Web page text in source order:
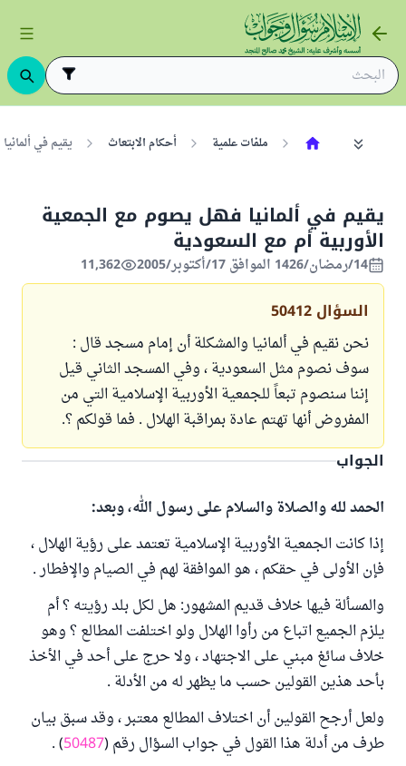
ملفات علمية أحكام الابتعاث يقيم في
يقيم في ألمانيا فهل يصوم مع الجمعية
الأوربية أم مع السعودية
14/رمضان/1426 الموافق 17/أكتوبر/2005 11,362
السؤال 50412
نحن نقيم في ألمانيا والمشكلة أن إمام مسجد قال :
سوف نصوم مثل السعودية ، وفي المسجد الثاني قيل
إننا سنصوم تبعاً للجمعية الأوربية الإسلامية التي من
المفروض أنها تهتم عادة بمراقبة الهلال . فما قولكم ؟.
الجواب
الحمد لله والصلاة والسلام على رسول الله، وبعد:
إذا كانت الجمعية الأوربية الإسلامية تعتمد على رؤية الهلال ،
فإن الأولى في حقكم ، هو الموافقة لهم في الصيام والإفطار .
والمسألة فيها خلاف قديم المشهور: هل لكل بلد رؤيته ؟ أم
يلزم الجميع اتباع من رأوا الهلال ولو اختلفت المطالع ؟ وهو
خلاف سائغ مبني على الاجتهاد ، ولا حرج على أحد في الأخذ
بأحد هذين القولين حسب ما يظهر له من الأدلة .
ولعل أرجح القولين أن اختلاف المطالع معتبر ، وقد سبق بيان
طرف من أدلة هذا القول في جواب السؤال رقم (50487
) .